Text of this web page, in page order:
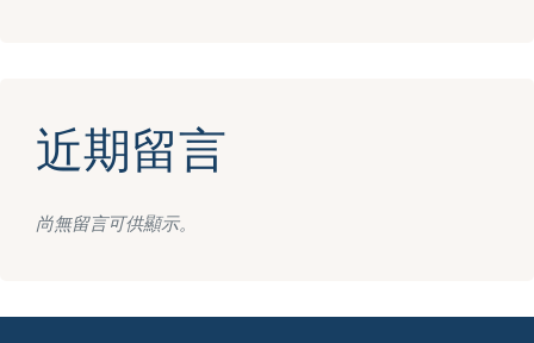
近期留言
尚無留言可供顯示。